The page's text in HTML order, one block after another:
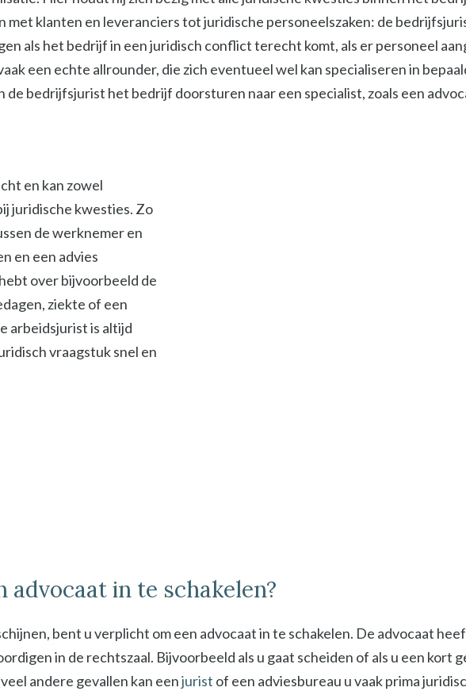
klanten en leveranciers tot juridische personeelszaken: de
als het bedrijf in een juridisch conflict terecht komt, als er personeel
een echte allrounder, die zich eventueel wel kan specialiseren in
bedrijfsjurist het bedrijf doorsturen naar een specialist, zoals een
en kan zowel
juridische kwesties. Zo
de werknemer en
en een advies
over bijvoorbeeld de
ziekte of een
arbeidsjurist is altijd
vraagstuk snel en
in te schakelen?
bent u verplicht om een advocaat in te schakelen. De advocaat
in de rechtszaal. Bijvoorbeeld als u gaat scheiden of als u een kort
andere gevallen kan eenjurist of een adviesbureau u vaak prima